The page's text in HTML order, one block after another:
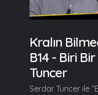
Kralın
B14 - Biri
Tuncer
Serdar Tuncer ile